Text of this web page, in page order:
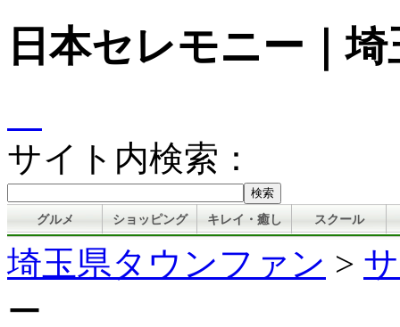
日本セレモニー｜
サイト内検索：
グルメ ショッピング キレイ・癒し スクール
埼玉県タウンファン >
ー